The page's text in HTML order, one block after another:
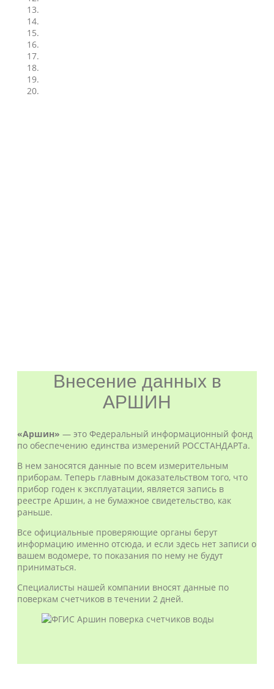
Внесение данных в
АРШИН
«Аршин» — это Федеральный информационный фонд
по обеспечению единства измерений РОССТАНДАРТа.
В нем заносятся данные по всем измерительным
приборам. Теперь главным доказательством того, что
прибор годен к эксплуатации, является запись в
реестре Аршин, а не бумажное свидетельство, как
раньше.
Все официальные проверяющие органы берут
информацию именно отсюда, и если здесь нет записи о
вашем водомере, то показания по нему не будут
приниматься.
Специалисты нашей компании вносят данные по
поверкам счетчиков в течении 2 дней.